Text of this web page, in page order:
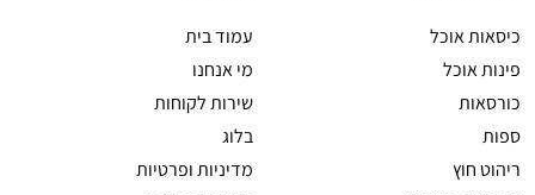
כיסאות אוכל
פינות אוכל
כורסאות
ספות
ריהוט חוץ
עמוד בית
מי אנחנו
שירות לקוחות
בלוג
מדיניות ופרטיות